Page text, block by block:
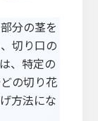
分の茎を
切り口の
、特定の
の切り花
方法にな